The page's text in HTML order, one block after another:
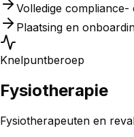
Volledige
Plaatsing en
Knelpuntberoep
Fysiotherapie
Fysiotherapeuten en